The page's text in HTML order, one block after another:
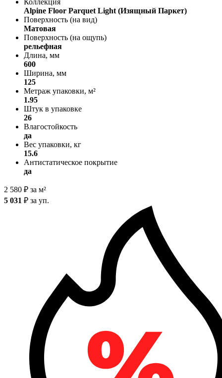
Alpine Floor Parquet Light (Изящный Паркет)
Поверхность (на вид)
Матовая
Поверхность (на ощупь)
рельефная
Длина, мм
600
Ширина, мм
125
Метраж упаковки, м²
1.95
Штук в упаковке
26
Влагостойкость
да
Вес упаковки, кг
15.6
Антистатическое покрытие
да
2 580 ₽ за м²
5 031 ₽ за уп.